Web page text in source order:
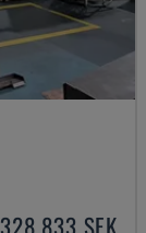
328 833 SEK